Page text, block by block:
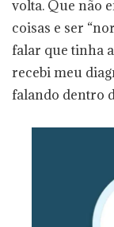
volta. Que não
coisas e ser
falar que tinha
recebi meu
falando dentro